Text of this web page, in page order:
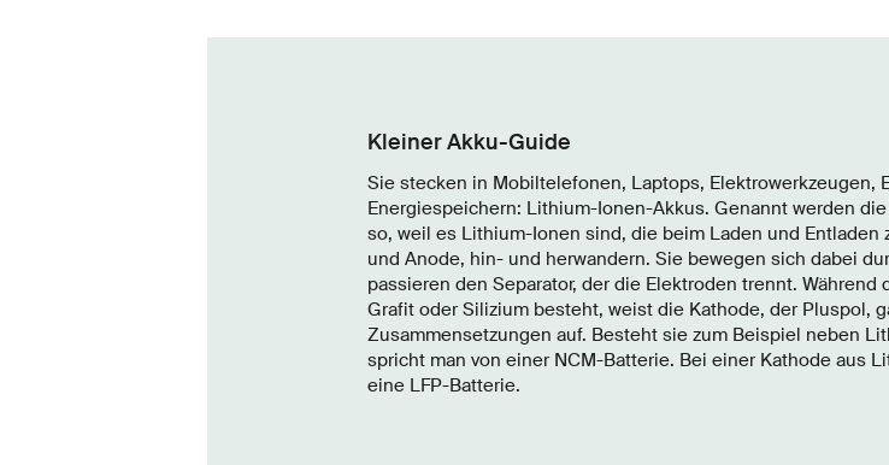
Kleiner Akku-Guide
Sie stecken in Mobiltelefonen, Laptops, Elektrowerkzeugen,
Energiespeichern: Lithium-Ionen-Akkus. Genannt werden
so, weil es Lithium-Ionen sind, die beim Laden und
und Anode, hin- und herwandern. Sie bewegen sich dabei
passieren den Separator, der die Elektroden trennt.
Grafit oder Silizium besteht, weist die Kathode, der Pluspol,
Zusammensetzungen auf. Besteht sie zum Beispiel neben
spricht man von einer NCM-Batterie. Bei einer Kathode aus
eine LFP-Batterie.